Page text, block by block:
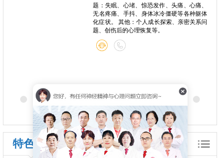
视频反馈干预 精神心理问题：儿童青少年焦
虑症、抑郁症、强迫症、特定恐惧症、睡眠
障碍、躯体化症状、疑病倾向、精神分裂症
康复期支持等 个人成长：青少年职业规划、
自我认知提升、人生目标设定（短期/中期/
长期）
特色诊疗